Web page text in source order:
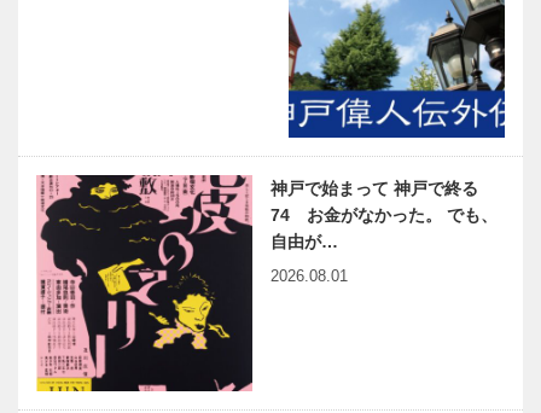
神戸で始まって 神戸で終る
74 お金がなかった。 でも、
自由が…
2026.08.01